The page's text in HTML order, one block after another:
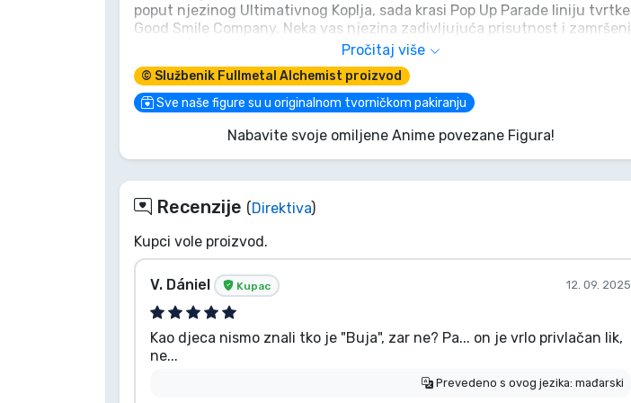
poput njezinog Ultimativnog Koplja, sada krasi Pop Up Parade liniju tvrtke
Good Smile Company. Neka vas njezina zadivljujuća prisutnost i zamršeni
detalji njezinog Ouroboros znaka podsjete na sjenovite istine Amestrisa.
Hoćete li ovu smrtonosnu privlačnost dočekati u svojoj kolekciji, savršen
komad za svakog alkemičara istančanog ukusa? Nekim se željama
jednostavno ne može odoljeti.
Pročitaj više
© Službenik Fullmetal Alchemist proizvod
Sve naše figure su u originalnom tvorničkom pakiranju
Nabavite svoje omiljene Anime povezane Figura!
Recenzije ( Direktiva)
Kupci vole proizvod.
V. Dániel Kupac 12. 09. 2025
Kao djeca nismo znali tko je "Buja", zar ne? Pa... on je vrlo privlačan lik,
ne...
Prevedeno s ovog jezika: mađarski